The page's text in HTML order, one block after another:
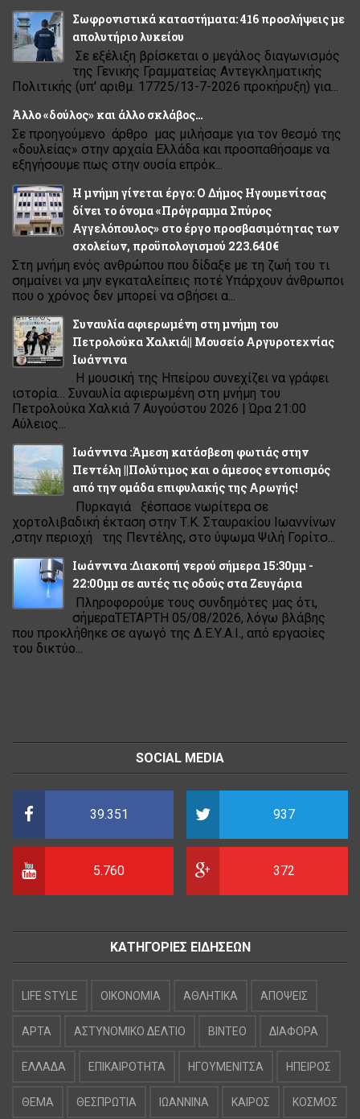
Σωφρονιστικά καταστήματα: 416 προσλήψεις με
απολυτήριο λυκείου
Σε εξέλιξη βρίσκεται ο μεγάλος διαγωνισμός
της Γενικής Γραμματείας Αντεγκληματικής
Πολιτικής (υπ' αριθμ. 17725/13-7-2026 προκήρυξη) για...
Άλλο «δούλος» και άλλο σκλάβος…
Σε προηγούμενο άρθρο μας μιλήσαμε για τον θεσμό της
«δουλείας» στην αρχαία Ελλάδα και προσπαθήσαμε να
εξηγήσουμε πως στην ουσία επρόκ...
Η μνήμη γίνεται έργο: Ο Δήμος Ηγουμενίτσας
δίνει το όνομα «Πρόγραμμα Σπύρος
Αγγελόπουλος» στο έργο προσβασιμότητας των
σχολείων, προϋπολογισμού 223.640€
Στη μνήμη ενός ανθρώπου που δίδαξε με τη ζωή του τι
σημαίνει να μην εγκαταλείπεις ποτέ Υπάρχουν άνθρωποι
που ο χρόνος δεν μπορεί να σβήσει α...
Συναυλία αφιερωμένη στη μνήμη του
Πετρολούκα Χαλκιά|| Μουσείο Αργυροτεχνίας
Ιωάννινα
Η μουσική της Ηπείρου συνεχίζει να γράφει
ιστορία… Συναυλία αφιερωμένη στη μνήμη του
Πετρολούκα Χαλκιά 7 Αυγούστου 2026 | Ώρα 21:00
Αύλειος...
Ιωάννινα :Άμεση κατάσβεση φωτιάς στην
Πεντέλη ||Πολύτιμος και ο άμεσος εντοπισμός
από την ομάδα επιφυλακής της Αρωγής!
Πυρκαγιά ξέσπασε νωρίτερα σε
χορτολιβαδική έκταση στην Τ.Κ. Σταυρακίου Ιωαννίνων
,στην περιοχή της Πεντέλης, στο ύψωμα Ψιλή Γορίτσ...
Ιωάννινα :Διακοπή νερού σήμερα 15:30μμ -
22:00μμ σε αυτές τις οδούς στα Ζευγάρια
Πληροφορούμε τους συνδημότες μας ότι,
σήμεραΤΕΤΑΡΤΗ 05/08/2026, λόγω βλάβης
που προκλήθηκε σε αγωγό της Δ.Ε.Υ.Α.Ι., από εργασίες
του δικτύο...
SOCIAL MEDIA
39.351 937
5.760 372
ΚΑΤΗΓΟΡΙΕΣ ΕΙΔΗΣΕΩΝ
LIFE STYLE OIKONOMIA ΑΘΛΗΤΙΚΑ ΑΠΟΨΕΙΣ
ΑΡΤΑ ΑΣΤΥΝΟΜΙΚΟ ΔΕΛΤΙΟ ΒΙΝΤΕΟ ΔΙΑΦΟΡΑ
ΕΛΛΑΔΑ ΕΠΙΚΑΙΡΟΤΗΤΑ ΗΓΟΥΜΕΝΙΤΣΑ ΗΠΕΙΡΟΣ
ΘΕΜΑ ΘΕΣΠΡΩΤΙΑ ΙΩΑΝΝΙΝΑ ΚΑΙΡΟΣ ΚΟΣΜΟΣ